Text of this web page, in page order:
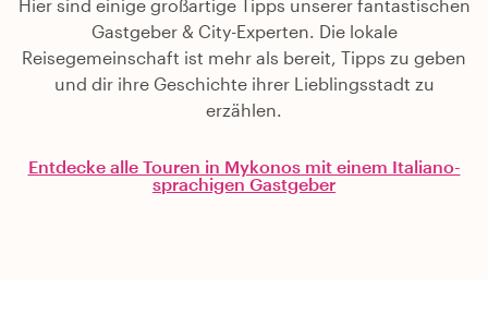
Hier sind einige großartige Tipps unserer fantastischen
Gastgeber & City-Experten. Die lokale
Reisegemeinschaft ist mehr als bereit, Tipps zu geben
und dir ihre Geschichte ihrer Lieblingsstadt zu
erzählen.
Entdecke alle Touren in Mykonos mit einem Italiano-
sprachigen Gastgeber